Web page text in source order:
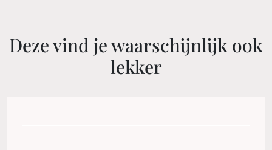
Deze vind je waarschijnlijk ook
lekker